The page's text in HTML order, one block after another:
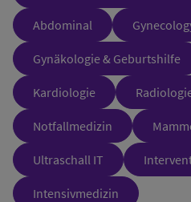
Abdominal
Gynäkologie & Geburtshilfe
Kardiologie
Notfallmedizin
Ultraschall IT
Intensivmedizin